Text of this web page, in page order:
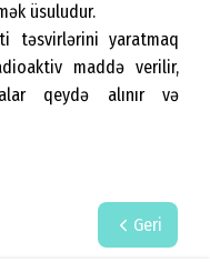
üsuludur.
təsvirlərini yaratmaq
maddə verilir,
qeydə alınır və
Geri